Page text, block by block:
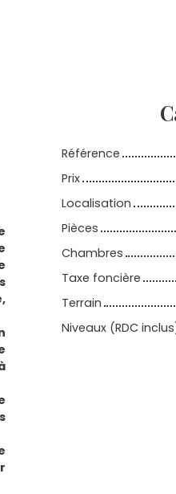
Référence
Prix
Localisation
Pièces
Chambres
Taxe foncière
Terrain
Niveaux (RDC